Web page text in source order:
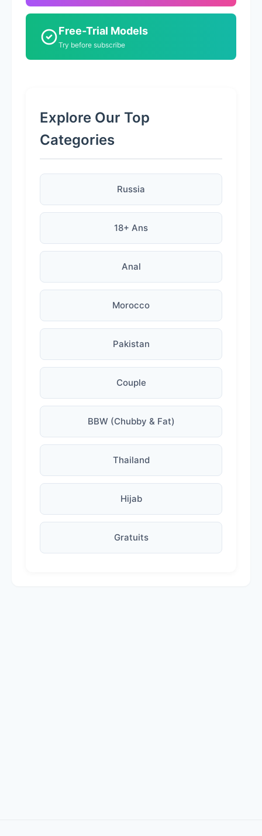
Free-Trial Models
Try before subscribe
Explore Our Top
Categories
Russia
18+ Ans
Anal
Morocco
Pakistan
Couple
BBW (Chubby & Fat)
Thailand
Hijab
Gratuits